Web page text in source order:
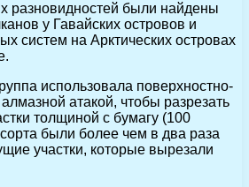
разновидностей были найдены
у Гавайских островов и
систем на Арктических островах
использовала поверхностно-
атакой, чтобы разрезать
толщиной с бумагу (100
были более чем в два раза
участки, которые вырезали